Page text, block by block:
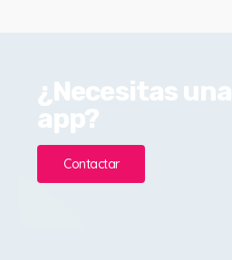
¿Necesitas una
app?
Contactar